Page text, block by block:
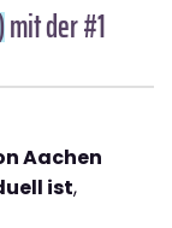
mit der #1
Aachen
ist,